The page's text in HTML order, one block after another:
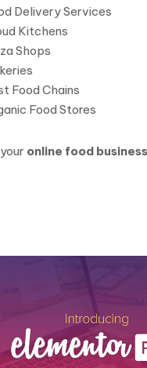
Delivery Services
Kitchens
Shops
Food Chains
Food Stores
online food business